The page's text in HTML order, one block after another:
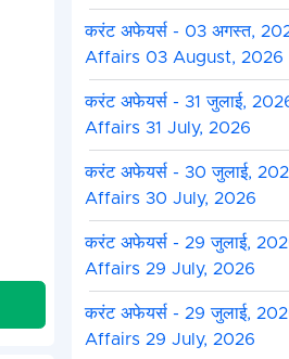
करंट अफेयर्स - 03 अगस्त,
Affairs 03 August, 2026
करंट अफेयर्स - 31 जुलाई,
Affairs 31 July, 2026
करंट अफेयर्स - 30 जुलाई,
Affairs 30 July, 2026
करंट अफेयर्स - 29 जुलाई,
Affairs 29 July, 2026
करंट अफेयर्स - 29 जुलाई,
Affairs 29 July, 2026